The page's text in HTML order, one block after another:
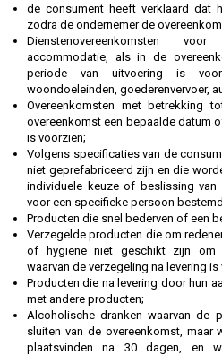
de consument heeft verklaard dat
zodra de ondernemer de
Dienstenovereenkomsten
accommodatie, als in de
periode van uitvoering is
woondoeleinden, goederenvervoer,
Overeenkomsten met betrekking
overeenkomst een bepaalde datum
is voorzien;
Volgens specificaties van de
niet geprefabriceerd zijn en die
individuele keuze of beslissing
voor een specifieke persoon
Producten die snel bederven of een
Verzegelde producten die om
of hygiëne niet geschikt zijn om
waarvan de verzegeling na levering is
Producten die na levering door hun
met andere producten;
Alcoholische dranken waarvan de
sluiten van de overeenkomst, maar
plaatsvinden na 30 dagen, en